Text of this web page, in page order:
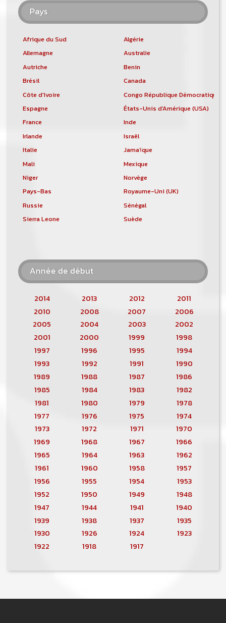
Pays
Afrique du Sud
Algérie
Allemagne
Australie
Autriche
Benin
Brésil
Canada
Côte d'Ivoire
Congo République Démocratique
Espagne
États-Unis d'Amérique (USA)
France
Inde
Irlande
Israël
Italie
Jamaïque
Mali
Mexique
Niger
Norvège
Pays-Bas
Royaume-Uni (UK)
Russie
Sénégal
Sierra Leone
Suède
Année de début
2014 2013 2012
2011
2010
2008 2007
2006
2005
2004 2003
2002
2001
2000 1999
1998
1997
1996 1995
1994
1993
1992 1991
1990
1989
1988 1987
1986
1985
1984 1983
1982
1981
1980 1979
1978
1977
1976 1975
1974
1973
1972 1971
1970
1969
1968 1967
1966
1965
1964 1963
1962
1961
1960 1958
1957
1956
1955 1954
1953
1952
1950 1949
1948
1947
1944 1941
1940
1939
1938 1937
1935
1930
1926 1924
1923
1922
1918 1917